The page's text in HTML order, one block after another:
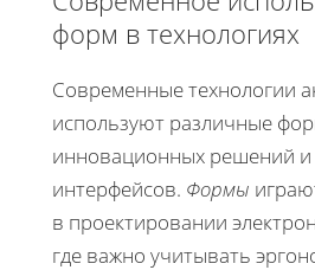
форм в технологиях
Современные технологии
используют различные
инновационных решений и
интерфейсов. Формы
в проектировании
где важно учитывать